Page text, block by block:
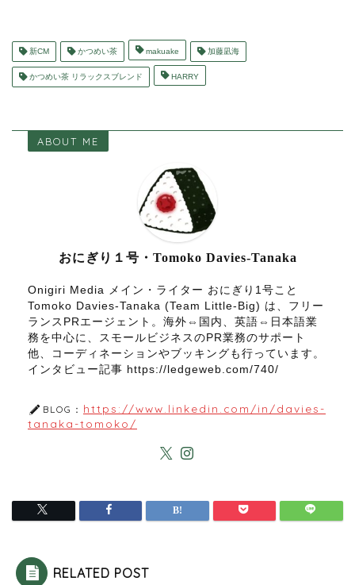
新CM かつめい茶 makuake 加藤凪海
かつめい茶 リラックスブレンド HARRY
ABOUT ME
おにぎり１号・Tomoko Davies-Tanaka
Onigiri Media メイン・ライター おにぎり1号こと
Tomoko Davies-Tanaka (Team Little-Big) は、フリー
ランスPRエージェント。海外⇔国内、英語⇔日本語業
務を中心に、スモールビジネスのPR業務のサポート
他、コーディネーションやブッキングも行っています。
インタビュー記事 https://ledgeweb.com/740/
BLOG： https://www.linkedin.com/in/davies-
tanaka-tomoko/
RELATED POST